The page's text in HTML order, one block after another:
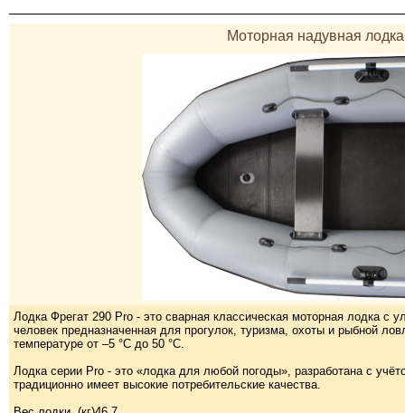
Моторная надувная
Лодка Фрегат 290 Pro - это сварная классическая моторная лодка с
человек предназначенная для прогулок, туризма, охоты и рыбной
температуре от –5 °С до 50 °С.
Лодка серии Pro - это «лодка для любой погоды», разработана с
традиционно имеет высокие потребительские качества.